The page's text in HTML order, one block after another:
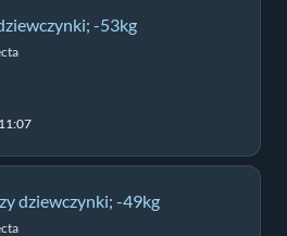
-53kg
dziewczynki; -49kg